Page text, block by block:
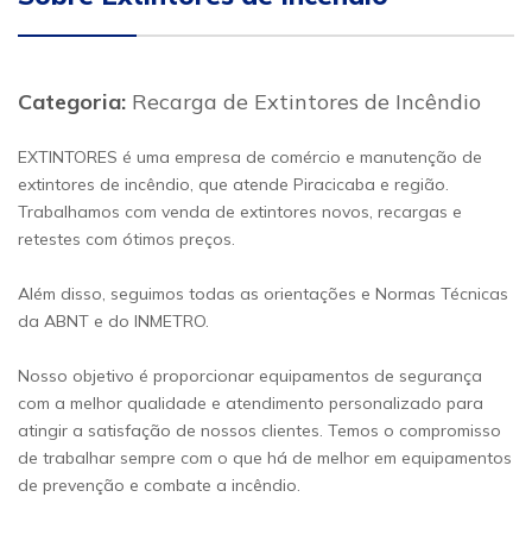
Categoria: Recarga de Extintores de Incêndio
EXTINTORES é uma empresa de comércio e manutenção de
extintores de incêndio, que atende Piracicaba e região.
Trabalhamos com venda de extintores novos, recargas e
retestes com ótimos preços.
Além disso, seguimos todas as orientações e Normas Técnicas
da ABNT e do INMETRO.
Nosso objetivo é proporcionar equipamentos de segurança
com a melhor qualidade e atendimento personalizado para
atingir a satisfação de nossos clientes. Temos o compromisso
de trabalhar sempre com o que há de melhor em equipamentos
de prevenção e combate a incêndio.